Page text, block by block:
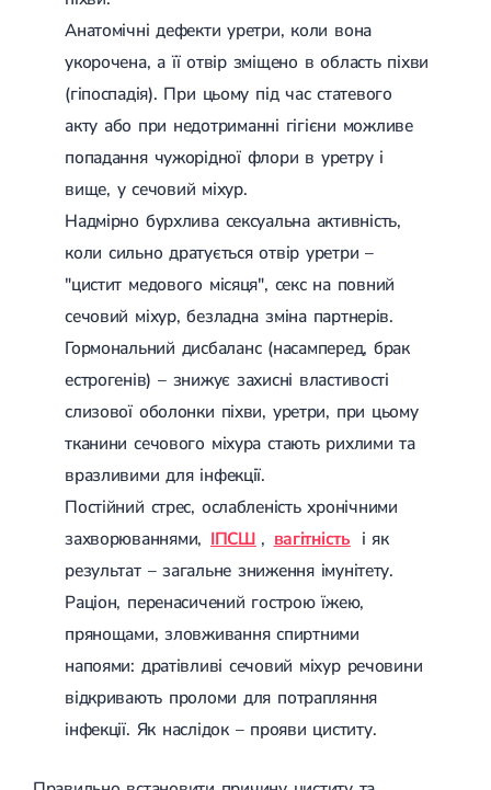
Психогенне запаморочення
Радикулопатія
Вертебрологія
Методики лікування
Лікування хребта
Остеохондроз
Остеохондроз хребта
Остеохондроз шийного відділу
Остеохондроз грудного відділу
Остеохондроз поперекового відділу
Наслідки травм хребта і кінцівок
Сколіоз
Сколіоз першого ступеня
Сколіоз шийного відділу
Лівобічний сколіоз
Спондильоз грудного відділу
Спондильоз поперекового відділу
Шийний спондильоз
Спондильоз хребта
Спондилоартроз
Спондилоартроз грудного відділу
Спондилоартроз хребта
Спондилоартроз поперекового відділу
Спондилоартроз шийного відділу
Гострий артрит
Хронічний артрит
Артроз кульшового суглоба
Артроз плечового суглоба
Артроз колінного суглоба
Артроз ліктьового суглоба
Міозит
УЗД органів черевної порожнини
УЗД нижньої порожнистої вени
УЗД м'яких тканин
УЗД лімфатичних вузлів
УЗД для дітей
УЗД черевного відділу аорти
Денситометрія
УЗД щитоподібної залози
Фолікулометрія
УЗД простати
Ехогідротубація
УЗД вад плоду
УЗД мошонки
УЗД молочних залоз
УЗД малого таза
УЗД при вагітності
Електроенцефалографія (ЕЕГ)
Мікросклеротерапія
Склеротерапія
Ендовенозна лазерна коагуляція
Лазерна операція вен
Мініфлебектомія
Кросектомія та короткий стрипінг
Абдомінальна хірургія
Видалення грижі
Видалення пупкової грижі
Амбулаторна хірургія
Радіохвильова хірургія
Малоінвазивна ендоскопічна хірургія
Підготовка до операції
Анатомічні дефекти уретри, коли вона
укорочена, а її отвір зміщено в область піхви
(гіпоспадія). При цьому під час статевого
акту або при недотриманні гігієни можливе
попадання чужорідної флори в уретру і
вище, у сечовий міхур.
Надмірно бурхлива сексуальна активність,
коли сильно дратується отвір уретри –
"цистит медового місяця", секс на повний
сечовий міхур, безладна зміна партнерів.
Гормональний дисбаланс (насамперед, брак
естрогенів) – знижує захисні властивості
слизової оболонки піхви, уретри, при цьому
тканини сечового міхура стають рихлими та
вразливими для інфекції.
Постійний стрес, ослабленість хронічними
захворюваннями, ІПСШ , вагітність і як
результат – загальне зниження імунітету.
Раціон, перенасичений гострою їжею,
прянощами, зловживання спиртними
напоями: дратівливі сечовий міхур речовини
відкривають проломи для потрапляння
інфекції. Як наслідок – прояви циститу.